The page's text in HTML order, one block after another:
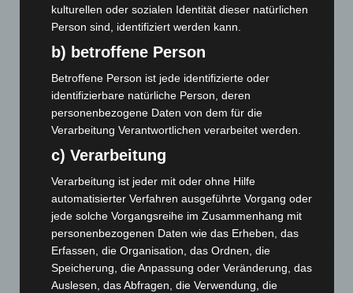
Brand im „Haus der Begegnung“ in Neuwarmbüchen schnell
eingedämmt
6. August 2026
Region Hannover: 21 neue Notfallsanitäter starten beim
Roten Kreuz
5. August 2026
Zeugen
5. August 2026
Celle: Mensch stirbt bei Bagger-Unfall auf Baustelle
5. August 2026
Gasleitung bei McDonald’s-Umbau in Langenhagen
beschädigt
kulturellen oder sozialen Identität dieser natürlichen
Person sind, identifiziert werden kann.
b) betroffene Person
Betroffene Person ist jede identifizierte oder
identifizierbare natürliche Person, deren
personenbezogene Daten von dem für die
Verarbeitung Verantwortlichen verarbeitet werden.
c) Verarbeitung
Verarbeitung ist jeder mit oder ohne Hilfe
automatisierter Verfahren ausgeführte Vorgang oder
jede solche Vorgangsreihe im Zusammenhang mit
personenbezogenen Daten wie das Erheben, das
Erfassen, die Organisation, das Ordnen, die
Speicherung, die Anpassung oder Veränderung, das
Auslesen, das Abfragen, die Verwendung, die